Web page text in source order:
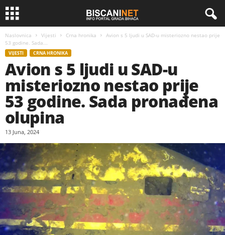
Naslovnica Vijesti Crna hronika
Avion s 5 ljudi u SAD-u misteriozno nestao prije
53 godine. Sada...
VIJESTI CRNA HRONIKA
Avion s 5 ljudi u SAD-u
misteriozno nestao prije
53 godine. Sada pronađena
olupina
13 Juna, 2024